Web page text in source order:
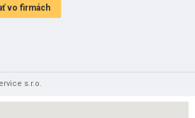
s.r.o.